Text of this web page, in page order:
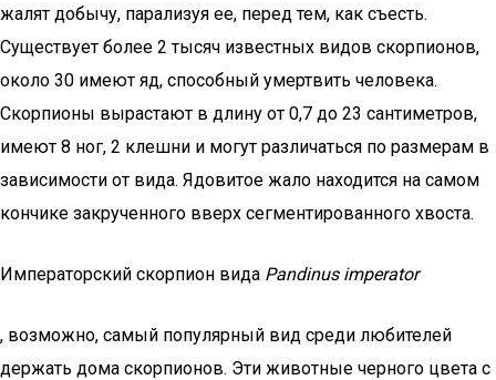
жалят добычу, парализуя ее, перед тем, как съесть.
Существует более 2 тысяч известных видов скорпионов,
около 30 имеют яд, способный умертвить человека.
Скорпионы вырастают в длину от 0,7 до 23 сантиметров,
имеют 8 ног, 2 клешни и могут различаться по размерам в
зависимости от вида. Ядовитое жало находится на самом
кончике закрученного вверх сегментированного хвоста.
Императорский скорпион вида Pandinus imperator
, возможно, самый популярный вид среди любителей
держать дома скорпионов. Эти животные черного цвета с